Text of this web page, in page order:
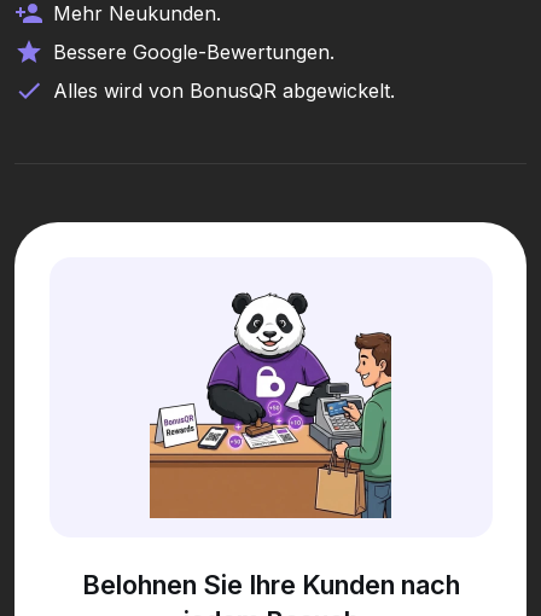
Mehr Neukunden.
Bessere Google-Bewertungen.
Alles wird von BonusQR abgewickelt.
Belohnen Sie Ihre Kunden nach